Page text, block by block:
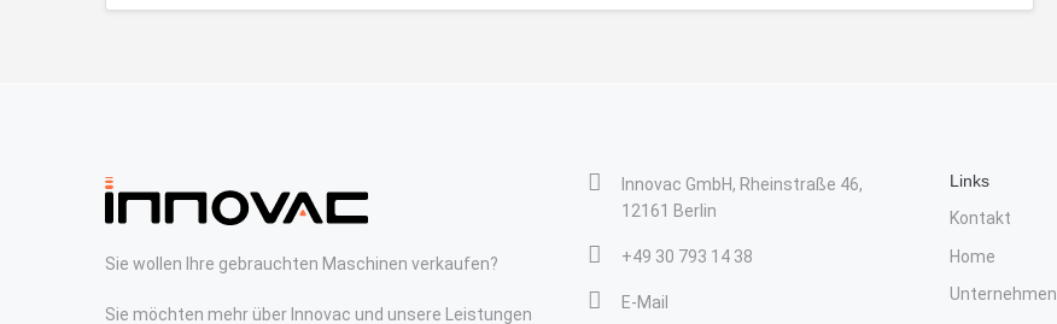
Sie wollen Ihre gebrauchten Maschinen verkaufen?
Sie möchten mehr über Innovac und unsere Leistungen
Innovac GmbH, Rheinstraße 46,
12161 Berlin
+49 30 793 14 38
E-Mail
Links
Kontakt
Home
Unternehmen